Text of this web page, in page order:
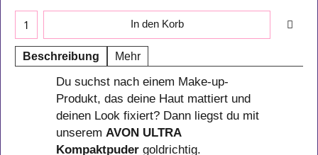
In den Korb
Beschreibung Mehr
Du suchst nach einem Make-up-
Produkt, das deine Haut mattiert und
deinen Look fixiert? Dann liegst du mit
unserem AVON ULTRA
Kompaktpuder goldrichtig.